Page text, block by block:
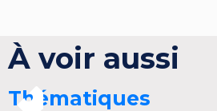
À voir aussi
Thématiques